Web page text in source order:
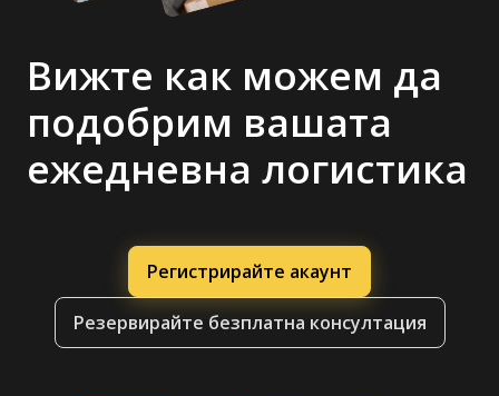
Вижте как можем да
подобрим вашата
ежедневна логистика
Регистрирайте акаунт
Резервирайте безплатна консултация